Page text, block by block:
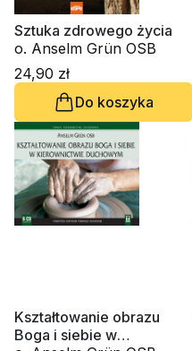
Sztuka zdrowego życia
o. Anselm Grün OSB
24,90 zł
Do koszyka
Kształtowanie obrazu
Boga i siebie w